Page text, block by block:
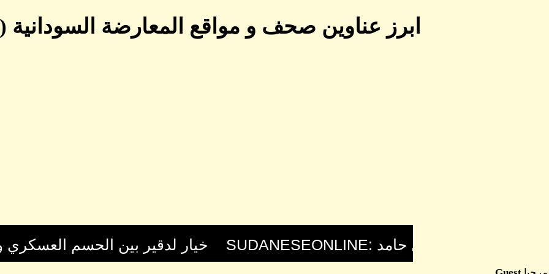
ابرز عناوين صحف و مواقع المعارضة